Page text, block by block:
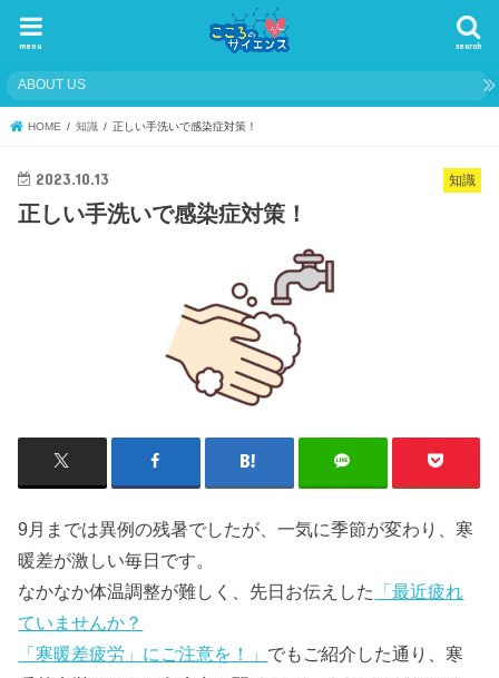
search
menu
ABOUT US
HOME 知識 正しい手洗いで感染症対策！
知識
2023.10.13
正しい手洗いで感染症対策！
9月までは異例の残暑でしたが、一気に季節が変わり、寒
暖差が激しい毎日です。
なかなか体温調整が難しく、先日お伝えした
「最近疲れ
ていませんか？
「寒暖差疲労」にご注意を！」 でもご紹介した通り、寒